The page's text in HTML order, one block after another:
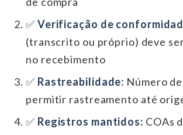
✅ Verificação de
(transcrito ou próprio) deve
no recebimento
✅ Rastreabilidade: Número
permitir rastreamento até
✅ Registros mantidos: COAs